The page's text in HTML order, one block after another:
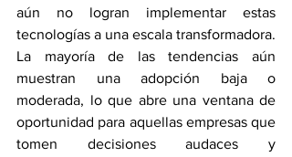
aún no logran implementar estas
tecnologías a una escala transformadora.
La mayoría de las tendencias aún
muestran una adopción baja o
moderada, lo que abre una ventana de
oportunidad para aquellas empresas que
tomen decisiones audaces y